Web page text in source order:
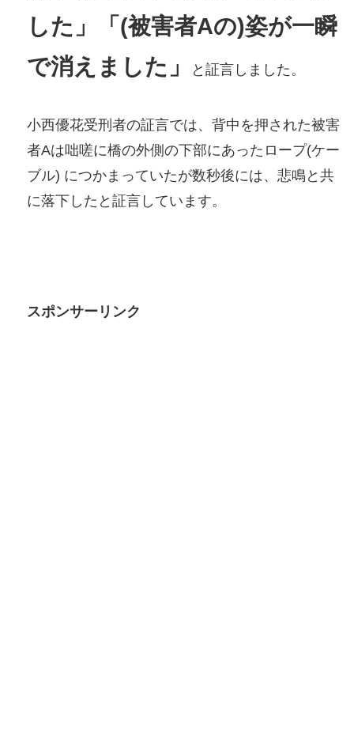
した」「(被害者Aの)姿が一瞬
で消えました」
と証言しました。
小西優花受刑者の証言では、背中を押された被害
者Aは咄嗟に橋の外側の下部にあったロープ(ケー
ブル) につかまっていたが数秒後には、悲鳴と共
に落下したと証言しています。
スポンサーリンク